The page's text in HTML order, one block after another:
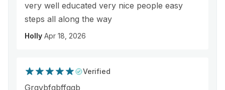
very well educated very nice people easy
steps all along the way
Holly Apr 18, 2026
Verified
Grgvbfgbffggb